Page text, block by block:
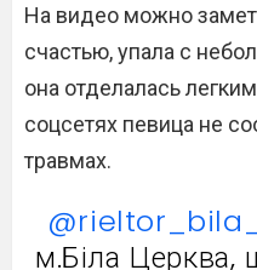
На видео можно
счастью, упала с
она отделалась
соцсетях певица не
травмах.
м.Біла Церква,